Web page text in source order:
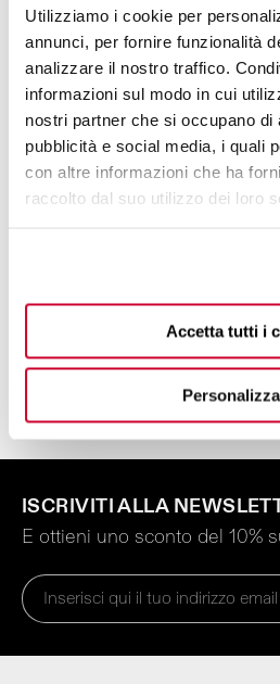
Utilizziamo i cookie per
annunci, per fornire funzionalità
analizzare il nostro traffico.
informazioni sul modo in cui
nostri partner che si occupano di
pubblicità e social media, i quali
con altre informazioni che ha
raccolto dal suo utilizzo dei loro
Accetta tutti i
Personalizza
DESIGN BY
ALESSANDRO
L'INTENDITORE DELLO
LEGGI DI PIÙ
ISCRIVITI ALLA
E ottieni uno sconto del 10%